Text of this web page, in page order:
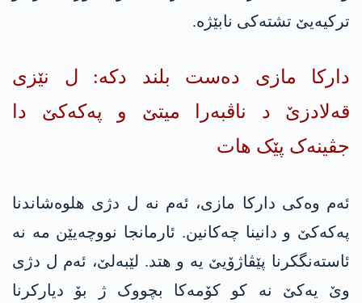
ترکیەیێ تشتەکی نابێژە.
دارکا مازی دەست بلند دکە: ل نێزی
قەلادزێ د ناڤبەرا میتێ و په‌كه‌كێ دا
جڤینەک پێک ھات
ئەم وەکی دارکا مازی، ئەم نە ل دژی ھلوەشاندنا
په‌كه‌كێ و دانینا چەکانین. ئارمانجا نووچەیێن مە نە
ئاستەنگکرنا پێڤاژۆیێ یە و هتد. لێبەلێ، ئەم ل دژی
وێ یەکێ نە کو کۆمەکا بچووک ژ بۆ دیارکرنا